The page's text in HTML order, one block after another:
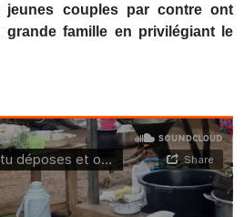
jeunes couples par contre ont
grande famille en privilégiant le